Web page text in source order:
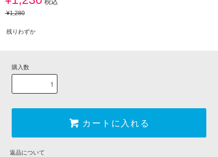
税込
¥1,280
残りわずか
購入数
カートに入れる
返品について